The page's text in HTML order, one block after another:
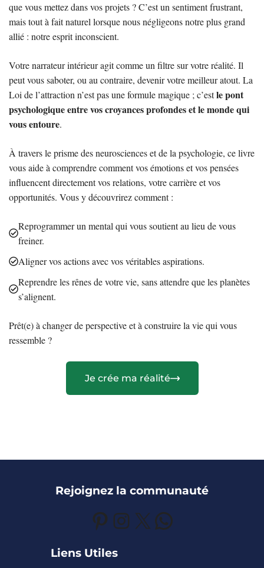
que vous mettez dans vos projets ? C’est un sentiment frustrant,
mais tout à fait naturel lorsque nous négligeons notre plus grand
allié : notre esprit inconscient.
Votre narrateur intérieur agit comme un filtre sur votre réalité. Il
peut vous saboter, ou au contraire, devenir votre meilleur atout. La
Loi de l’attraction n’est pas une formule magique ; c’estle pont
psychologique entre vos croyances profondes et le monde qui
vous entoure.
À travers le prisme des neurosciences et de la psychologie, ce livre
vous aide à comprendre comment vos émotions et vos pensées
influencent directement vos relations, votre carrière et vos
opportunités. Vous y découvrirez comment :
Reprogrammer un mental qui vous soutient au lieu de vous
freiner.
Aligner vos actions avec vos véritables aspirations.
Reprendre les rênes de votre vie, sans attendre que les planètes
s’alignent.
Prêt(e) à changer de perspective et à construire la vie qui vous
ressemble ?
Je crée ma réalité
Rejoignez la communauté
Pinterest
Instagram
X WhatsApp
Liens Utiles